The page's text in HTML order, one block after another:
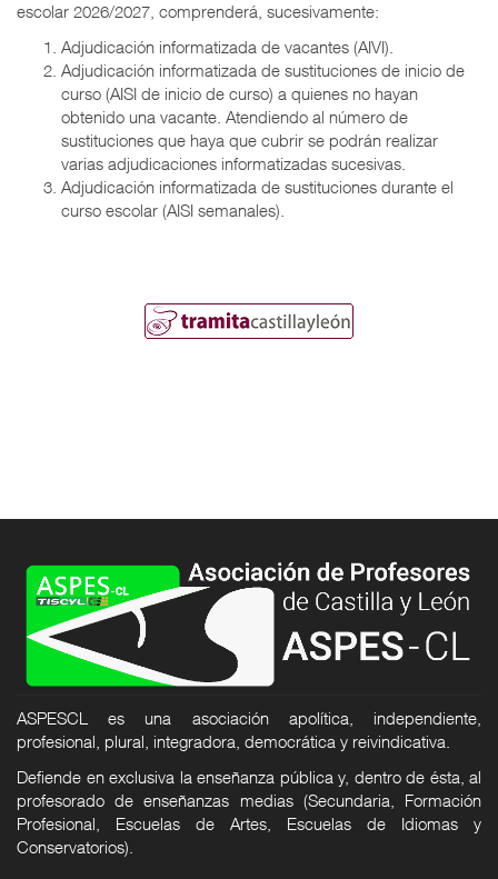
escolar 2026/2027, comprenderá, sucesivamente:
Adjudicación informatizada de vacantes (AIVI).
Adjudicación informatizada de sustituciones de inicio de
curso (AISI de inicio de curso) a quienes no hayan
obtenido una vacante. Atendiendo al número de
sustituciones que haya que cubrir se podrán realizar
varias adjudicaciones informatizadas sucesivas.
Adjudicación informatizada de sustituciones durante el
curso escolar (AISI semanales).
ASPESCL es una asociación apolítica, independiente,
profesional, plural, integradora, democrática y reivindicativa.
Defiende en exclusiva la enseñanza pública y, dentro de ésta, al
profesorado de enseñanzas medias (Secundaria, Formación
Profesional, Escuelas de Artes, Escuelas de Idiomas y
Conservatorios).